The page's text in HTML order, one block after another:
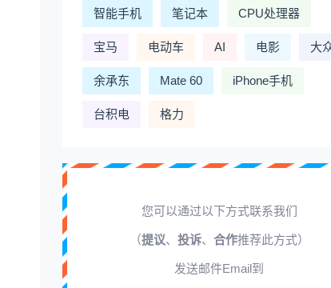
智能手机 笔记本 CPU处理器
宝马 电动车 AI 电影 大
余承东 Mate 60 iPhone手机
台积电 格力
您可以通过以下方式联系我们
（提议、 投诉、 合作推荐此方式）
发送邮件Email到